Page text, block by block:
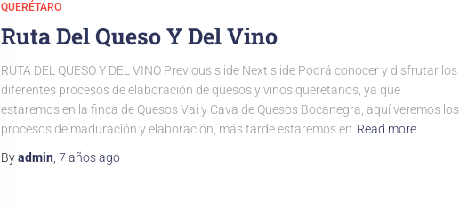
QUERÉTARO
Ruta Del Queso Y Del Vino
RUTA DEL QUESO Y DEL VINO Previous slide Next slide Podrá conocer y disfrutar los
diferentes procesos de elaboración de quesos y vinos queretanos, ya que
estaremos en la finca de Quesos Vai y Cava de Quesos Bocanegra, aquí veremos los
procesos de maduración y elaboración, más tarde estaremos en Read more…
Byadmin ,7 añosago